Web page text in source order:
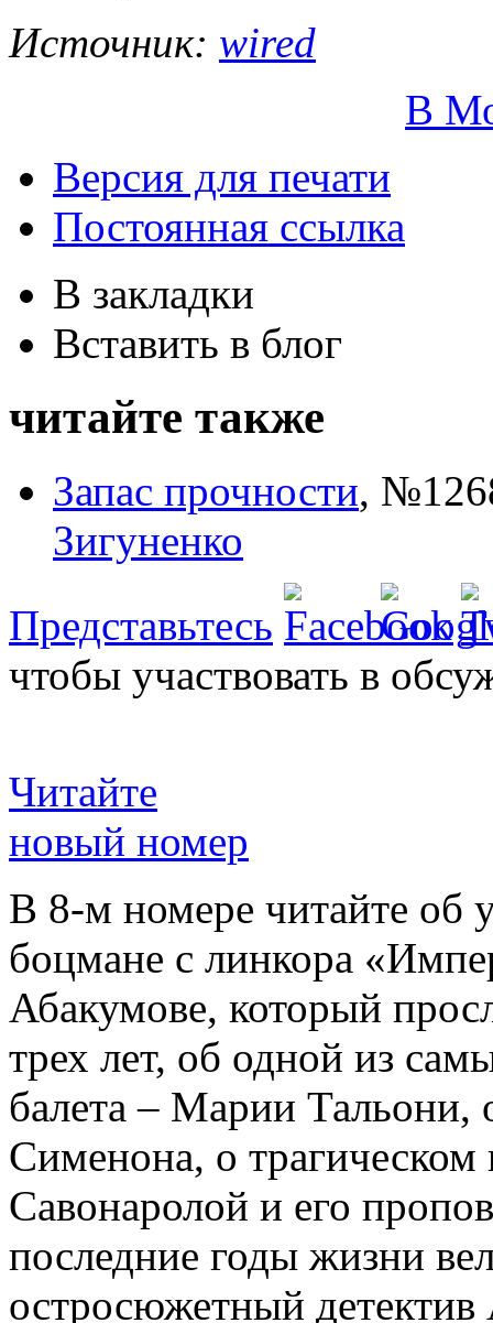
Источник: wired
В
Версия для печати
Постоянная ссылка
В закладки
Вставить в блог
читайте также
Запас прочности,
Зигуненко
Представьтесь
чтобы участвовать в
Читайте
новый номер
В 8-м номере читайте об
боцмане с линкора
Абакумове, который
трех лет, об одной из
балета – Марии
Сименона, о трагическом
Савонаролой и его
последние годы жизни
остросюжетный детектив